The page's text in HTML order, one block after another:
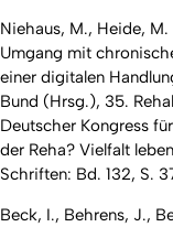
Niehaus, M., Heide,
Umgang mit
einer digitalen
Bund (Hrsg.), 35.
Deutscher Kongress
der Reha? Vielfalt
Schriften: Bd. 132, S.
Beck, I., Behrens, J.,